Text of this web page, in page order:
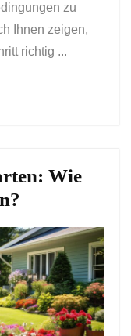
zu
Ihnen zeigen,
richtig ...
Wie